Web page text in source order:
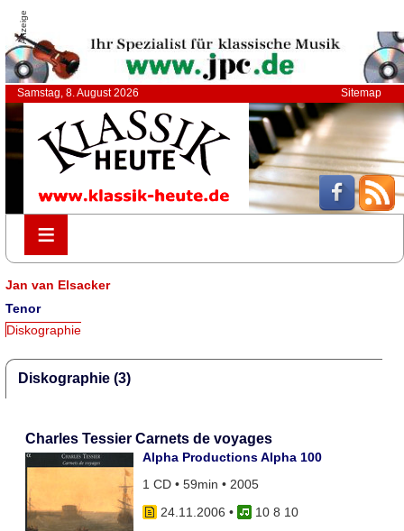
Anzeige
Samstag, 8. August 2026 Sitemap
≡
≡
Jan van Elsacker
Tenor
Diskographie
Diskographie (3)
Charles Tessier Carnets de voyages
Alpha Productions Alpha 100
1 CD • 59min • 2005
24.11.2006 •
10 8 10